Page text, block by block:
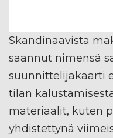
Skandinaavista
saannut nimensä
suunnittelijakaarti
tilan
materiaalit, kuten
yhdistettynä